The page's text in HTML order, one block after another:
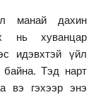
манай дахин
нь хуванцар
идэвхтэй үйл
Тэд нарт
вэ гэхээр энэ